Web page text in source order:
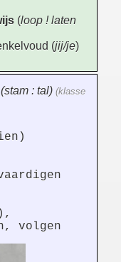
(loop ! laten
(jij/je)
: tal) (klasse
volgen